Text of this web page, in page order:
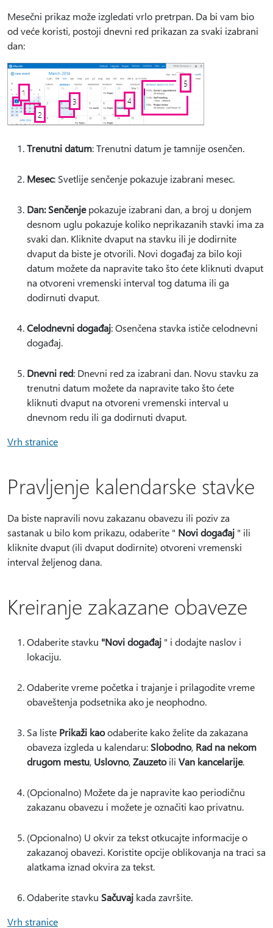
Mesečni prikaz može izgledati vrlo pretrpan. Da bi vam bio
od veće koristi, postoji dnevni red prikazan za svaki izabrani
dan:
Trenutni datum: Trenutni datum je tamnije osenčen.
Mesec: Svetlije senčenje pokazuje izabrani mesec.
Dan: Senčenjepokazuje izabrani dan, a broj u donjem
desnom uglu pokazuje koliko neprikazanih stavki ima za
svaki dan. Kliknite dvaput na stavku ili je dodirnite
dvaput da biste je otvorili. Novi događaj za bilo koji
datum možete da napravite tako što ćete kliknuti dvaput
na otvoreni vremenski interval tog datuma ili ga
dodirnuti dvaput.
Celodnevni događaj: Osenčena stavka ističe celodnevni
događaj.
Dnevni red: Dnevni red za izabrani dan. Novu stavku za
trenutni datum možete da napravite tako što ćete
kliknuti dvaput na otvoreni vremenski interval u
dnevnom redu ili ga dodirnuti dvaput.
Vrh stranice
Pravljenje kalendarske stavke
Da biste napravili novu zakazanu obavezu ili poziv za
sastanak u bilo kom prikazu, odaberite " Novi događaj " ili
kliknite dvaput (ili dvaput dodirnite) otvoreni vremenski
interval željenog dana.
Kreiranje zakazane obaveze
Odaberite stavku "Novi događaj " i dodajte naslov i
lokaciju.
Odaberite vreme početka i trajanje i prilagodite vreme
obaveštenja podsetnika ako je neophodno.
Sa liste Prikaži kaoodaberite kako želite da zakazana
obaveza izgleda u kalendaru: Slobodno, Rad na nekom
drugom mestu, Uslovno,Zauzetoili Van kancelarije.
(Opcionalno) Možete da je napravite kao periodičnu
zakazanu obavezu i možete je označiti kao privatnu.
(Opcionalno) U okvir za tekst otkucajte informacije o
zakazanoj obavezi. Koristite opcije oblikovanja na traci sa
alatkama iznad okvira za tekst.
Odaberite stavku Sačuvaj kada završite.
Vrh stranice